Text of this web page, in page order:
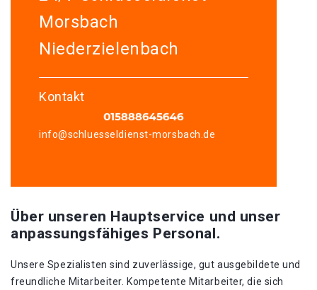
Morsbach
Niederzielenbach
Kontakt
info@schluesseldienst-morsbach.de
Über unseren Hauptservice und unser
anpassungsfähiges Personal.
Unsere Spezialisten sind zuverlässige, gut ausgebildete und
freundliche Mitarbeiter. Kompetente Mitarbeiter, die sich